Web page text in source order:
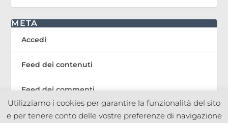
META
Accedi
Feed dei contenuti
Feed dei commenti
WordPress.org
Utilizziamo i cookies per garantire la funzionalità del sito
e per tenere conto delle vostre preferenze di navigazione